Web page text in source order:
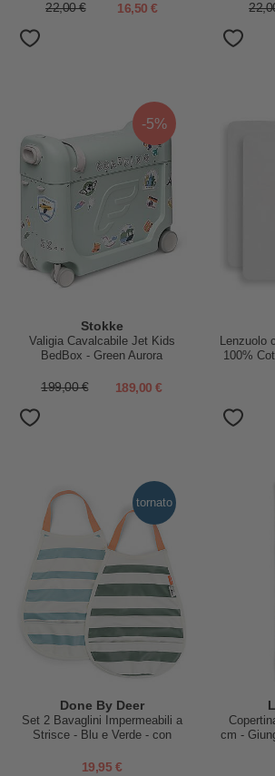
22,00 € 16,50 €
-5%
Stokke
Valigia Cavalcabile Jet Kids
BedBox - Green Aurora
199,00 € 189,00 €
Lenzuolo
100%
tornato
Done By Deer
Set 2 Bavaglini Impermeabili a
Strisce - Blu e Verde - con
19,95 €
cm -